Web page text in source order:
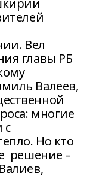
Вел
главы РБ
Валеев,
многие
с
Но кто
решение –